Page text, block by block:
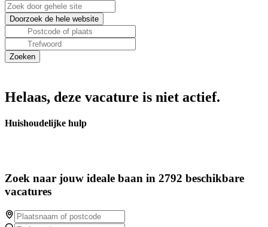
Helaas, deze vacature is niet actief.
Huishoudelijke hulp
Zoek naar jouw ideale baan in 2792 beschikbare
vacatures